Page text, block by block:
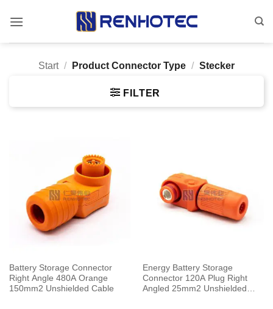
Inhalt
Start / Product Connector Type / Stecker
FILTER
Battery Storage Connector
Right Angle 480A Orange
150mm2 Unshielded Cable
Energy Battery Storage
Connector 120A Plug Right
Angled 25mm2 Unshielded